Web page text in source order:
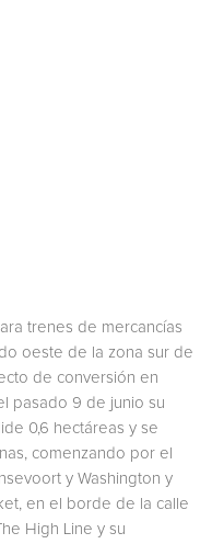
trenes de mercancías
oeste de la zona sur de
de conversión en
pasado 9 de junio su
0,6 hectáreas y se
comenzando por el
y Washington y
en el borde de la calle
High Line y su